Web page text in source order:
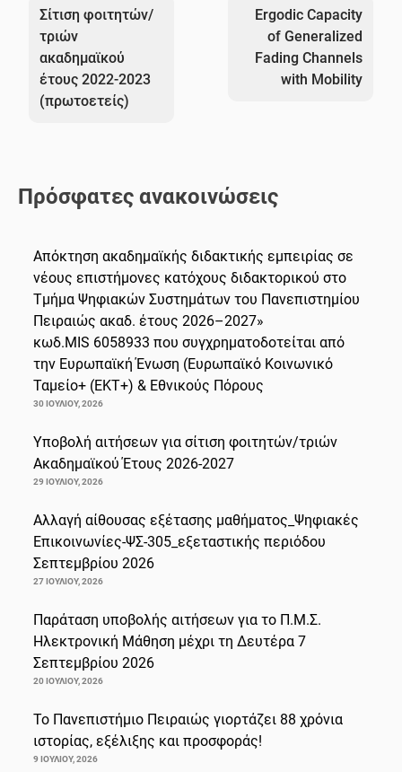
άρθρων
Σίτιση φοιτητών/
τριών
ακαδημαϊκού
έτους 2022-2023
(πρωτοετείς)
Ergodic Capacity
of Generalized
Fading Channels
with Mobility
Πρόσφατες ανακοινώσεις
Απόκτηση ακαδημαϊκής διδακτικής εμπειρίας σε
νέους επιστήμονες κατόχους διδακτορικού στο
Τμήμα Ψηφιακών Συστημάτων του Πανεπιστημίου
Πειραιώς ακαδ. έτους 2026–2027»
κωδ.MIS 6058933 που συγχρηματοδοτείται από
την Ευρωπαϊκή Ένωση (Ευρωπαϊκό Κοινωνικό
Ταμείο+ (ΕΚΤ+) & Εθνικούς Πόρους
30 ΙΟΥΛΊΟΥ, 2026
Υποβολή αιτήσεων για σίτιση φοιτητών/τριών
Ακαδημαϊκού Έτους 2026-2027
29 ΙΟΥΛΊΟΥ, 2026
Αλλαγή αίθουσας εξέτασης μαθήματος_Ψηφιακές
Επικοινωνίες-ΨΣ-305_εξεταστικής περιόδου
Σεπτεμβρίου 2026
27 ΙΟΥΛΊΟΥ, 2026
Παράταση υποβολής αιτήσεων για το Π.Μ.Σ.
Ηλεκτρονική Μάθηση μέχρι τη Δευτέρα 7
Σεπτεμβρίου 2026
20 ΙΟΥΛΊΟΥ, 2026
Το Πανεπιστήμιο Πειραιώς γιορτάζει 88 χρόνια
ιστορίας, εξέλιξης και προσφοράς!
9 ΙΟΥΛΊΟΥ, 2026